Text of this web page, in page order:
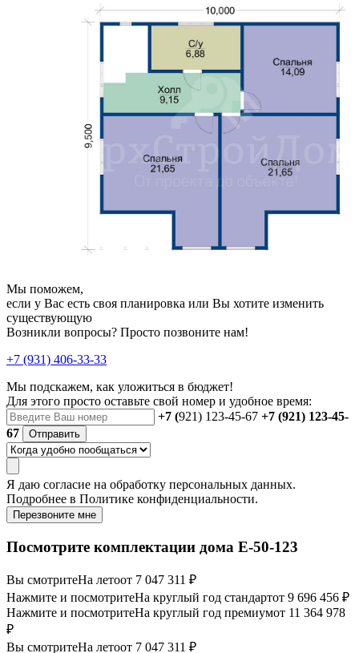
Мы поможем,
если у Вас есть своя планировка или Вы хотите изменить
существующую
Возникли вопросы? Просто позвоните нам!
+7 (931) 406-33-33
Мы подскажем, как уложиться в бюджет!
Для этого просто оставьте свой номер и удобное время:
+7 (921) 123-45-67 +7 (921) 123-45-
67
Отправить
Я даю согласие на обработку персональных данных.
Подробнее в Политике конфиденциальности.
Перезвоните мне
Посмотрите комплектации дома E-50-123
Вы смотритеНа летоот 7 047 311 ₽
Нажмите и посмотритеНа круглый год стандартот 9 696 456 ₽
Нажмите и посмотритеНа круглый год премиумот 11 364 978
₽
Вы смотритеНа летоот 7 047 311 ₽